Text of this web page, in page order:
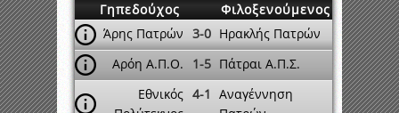
Γηπεδούχος
Φιλοξενούμενος
Άρης Πατρών 3-0 Ηρακλής Πατρών
Αρόη Α.Π.Ο.
1-5 Πάτραι Α.Π.Σ.
Εθνικός 4-1 Αναγέννηση